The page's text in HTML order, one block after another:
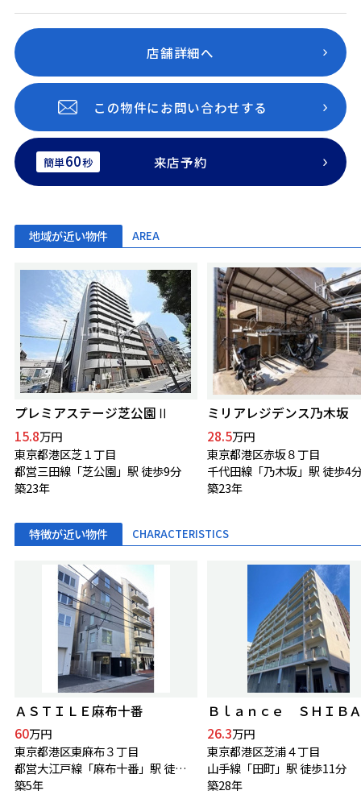
店舗詳細へ
この物件にお問い合わせする
簡単60秒 来店予約
地域が近い物件 AREA
プレミアステージ芝公園Ⅱ
15.8万円
東京都港区芝１丁目
都営三田線「芝公園」駅 徒歩9分
築23年
ミリアレジデンス乃木坂
28.5万円
東京都港区赤坂８丁目
千代田線「乃木坂」駅 徒歩4
築23年
特徴が近い物件 CHARACTERISTICS
ＡＳＴＩＬＥ麻布十番
60万円
東京都港区東麻布３丁目
都営大江戸線「麻布十番」駅 徒歩3分
築5年
26.3万円
東京都港区芝浦４丁目
山手線「田町」駅 徒歩11分
築28年